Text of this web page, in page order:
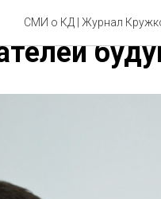
СМИ о КД | Журнал